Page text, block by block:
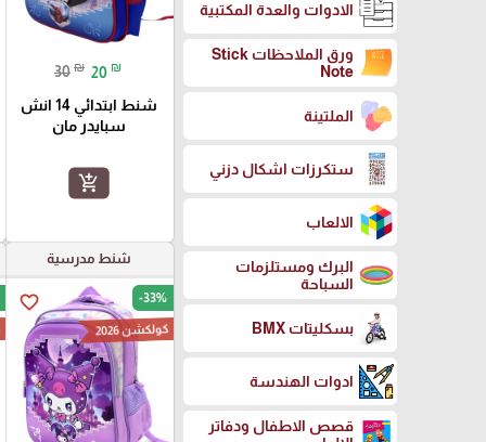
الادوات والعدة المكتبية
ورق الملاحظات Stick
Note
الملتينة
ستكرزات اشكال دزني
الالعاب
البرك ومستلزمات
السباحة
بسكليتات BMX
ادوات الهندسة
قصص الاطفال ودفاتر
30 ₪ 20 ₪
شنط ابتدائي 14 انش
سبايدر مان
add_shopping_cart
شنط مدرسية
favorite_border -33%
كولكشن 2026